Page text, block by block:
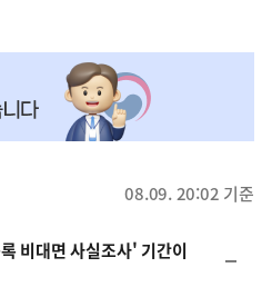
08.09. 20:02 기준
비대면 사실조사' 기간이